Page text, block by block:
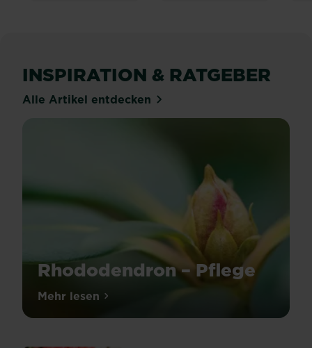
INSPIRATION & RATGEBER
Alle Artikel entdecken
Rhododendron – Pflege
Rhododendren
Mehr lesenüber Rhododendron – Pflege